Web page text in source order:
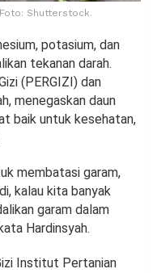
Shutterstock.
potasium, dan
tekanan darah.
(PERGIZI) dan
menegaskan daun
baik untuk kesehatan,
membatasi garam,
kalau kita banyak
garam dalam
Hardinsyah.
Institut Pertanian